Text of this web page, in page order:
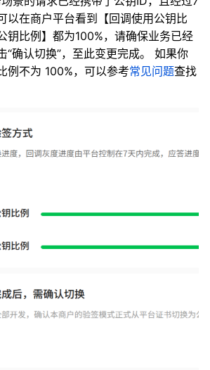
以在商户平台看到【回调使用公钥比
钥比例】都为100%，请确保业务已经
“确认切换”，至此变更完成。 如果你
例不为 100%，可以参考常见问题查找